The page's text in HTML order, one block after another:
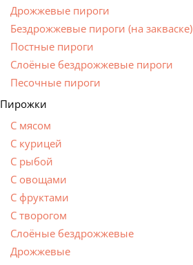
Дрожжевые пироги
Бездрожжевые пироги (на закваске)
Постные пироги
Cлоёные бездрожжевые пироги
Песочные пироги
Пирожки
С мясом
С курицей
С рыбой
С овощами
С фруктами
С творогом
Слоёные бездрожжевые
Дрожжевые